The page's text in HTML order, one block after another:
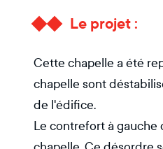
Le projet :
Cette chapelle a été
chapelle sont
de l'édifice.
Le contrefort à